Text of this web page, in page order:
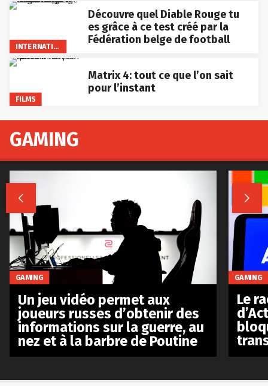
INTERNATIONAL
Découvre quel Diable Rouge tu
es grâce à ce test créé par la
Fédération belge de football
FILMS
Matrix 4: tout ce que l’on sait
pour l’instant
GAMING
 
GAMING
Un jeu vidéo permet aux
joueurs russes d’obtenir des
informations sur la guerre, au
nez et à la barbre de Poutine
GAMING
Le